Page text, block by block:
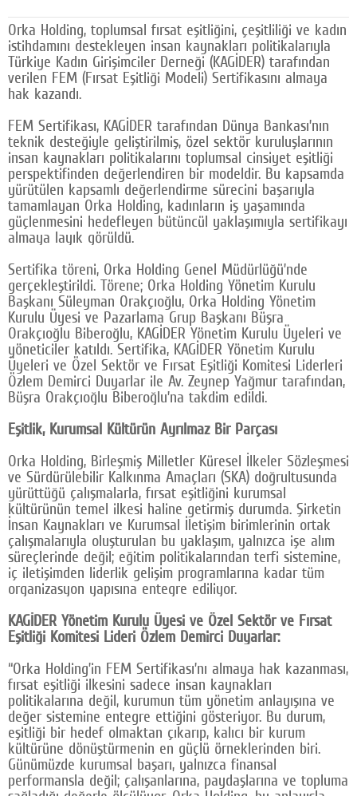
Facebook
Twitter
Google Plus
© 2026 TÜM HAKLARI SAKLIDIR
Orka Holding, toplumsal fırsat eşitliğini, çeşitliliği ve kadın
istihdamını destekleyen insan kaynakları politikalarıyla
Türkiye Kadın Girişimciler Derneği (KAGİDER) tarafından
verilen FEM (Fırsat Eşitliği Modeli) Sertifikasını almaya
hak kazandı.
FEM Sertifikası, KAGİDER tarafından Dünya Bankası’nın
teknik desteğiyle geliştirilmiş, özel sektör kuruluşlarının
insan kaynakları politikalarını toplumsal cinsiyet eşitliği
perspektifinden değerlendiren bir modeldir. Bu kapsamda
yürütülen kapsamlı değerlendirme sürecini başarıyla
tamamlayan Orka Holding, kadınların iş yaşamında
güçlenmesini hedefleyen bütüncül yaklaşımıyla sertifikayı
almaya layık görüldü.
Sertifika töreni, Orka Holding Genel Müdürlüğü’nde
gerçekleştirildi. Törene; Orka Holding Yönetim Kurulu
Başkanı Süleyman Orakçıoğlu, Orka Holding Yönetim
Kurulu Üyesi ve Pazarlama Grup Başkanı Büşra
Orakçıoğlu Biberoğlu, KAGİDER Yönetim Kurulu Üyeleri ve
yöneticiler katıldı. Sertifika, KAGİDER Yönetim Kurulu
Üyeleri ve Özel Sektör ve Fırsat Eşitliği Komitesi Liderleri
Özlem Demirci Duyarlar ile Av. Zeynep Yağmur tarafından,
Büşra Orakçıoğlu Biberoğlu’na takdim edildi.
Eşitlik, Kurumsal Kültürün Ayrılmaz Bir Parçası
Orka Holding, Birleşmiş Milletler Küresel İlkeler Sözleşmesi
ve Sürdürülebilir Kalkınma Amaçları (SKA) doğrultusunda
yürüttüğü çalışmalarla, fırsat eşitliğini kurumsal
kültürünün temel ilkesi haline getirmiş durumda. Şirketin
İnsan Kaynakları ve Kurumsal İletişim birimlerinin ortak
çalışmalarıyla oluşturulan bu yaklaşım, yalnızca işe alım
süreçlerinde değil; eğitim politikalarından terfi sistemine,
iç iletişimden liderlik gelişim programlarına kadar tüm
organizasyon yapısına entegre ediliyor.
KAGİDER Yönetim Kurulu Üyesi ve Özel Sektör ve Fırsat
Eşitliği Komitesi Lideri Özlem Demirci Duyarlar:
“Orka Holding’in FEM Sertifikası’nı almaya hak kazanması,
fırsat eşitliği ilkesini sadece insan kaynakları
politikalarına değil, kurumun tüm yönetim anlayışına ve
değer sistemine entegre ettiğini gösteriyor. Bu durum,
eşitliği bir hedef olmaktan çıkarıp, kalıcı bir kurum
kültürüne dönüştürmenin en güçlü örneklerinden biri.
Günümüzde kurumsal başarı, yalnızca finansal
performansla değil; çalışanlarına, paydaşlarına ve topluma